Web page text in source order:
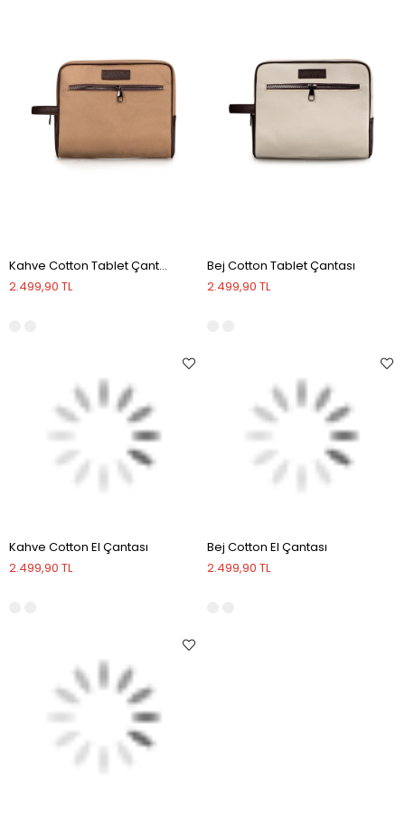
Kahve Cotton Tablet Çantası
2.499,90 TL
Bej Cotton Tablet Çantası
2.499,90 TL
Kahve Cotton El Çantası
2.499,90 TL
Bej Cotton El Çantası
2.499,90 TL